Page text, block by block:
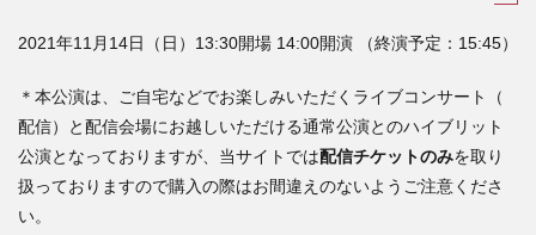
2021年11月14日（日）13:30開場 14:00開演 （終演予定：15:45）
＊本公演は、ご自宅などでお楽しみいただくライブコンサート（
配信）
と配信会場にお越しいただける通常公演とのハイブリット
公演となっておりますが、 当サイトでは配信チケットのみを取り
扱っておりますので購入の際はお間違えのないようご注意くださ
い。